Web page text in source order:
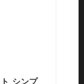
シンプ